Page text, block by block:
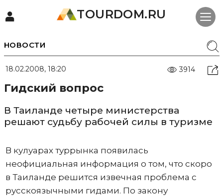
TOURDOM.RU
НОВОСТИ
18.02.2008, 18:20 3914
Гидский вопрос
В Таиланде четыре министерства
решают судьбу рабочей силы в туризме
В кулуарах туррынка появилась
неофициальная информация о том, что скоро
в Таиланде решится извечная проблема с
русскоязычными гидами. По закону